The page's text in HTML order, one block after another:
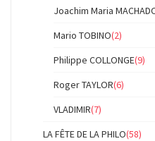
Joachim Maria
Mario TOBINO(2)
Philippe COLLONGE(9)
Roger TAYLOR(6)
VLADIMIR(7)
LA FÊTE DE LA PHILO(58)